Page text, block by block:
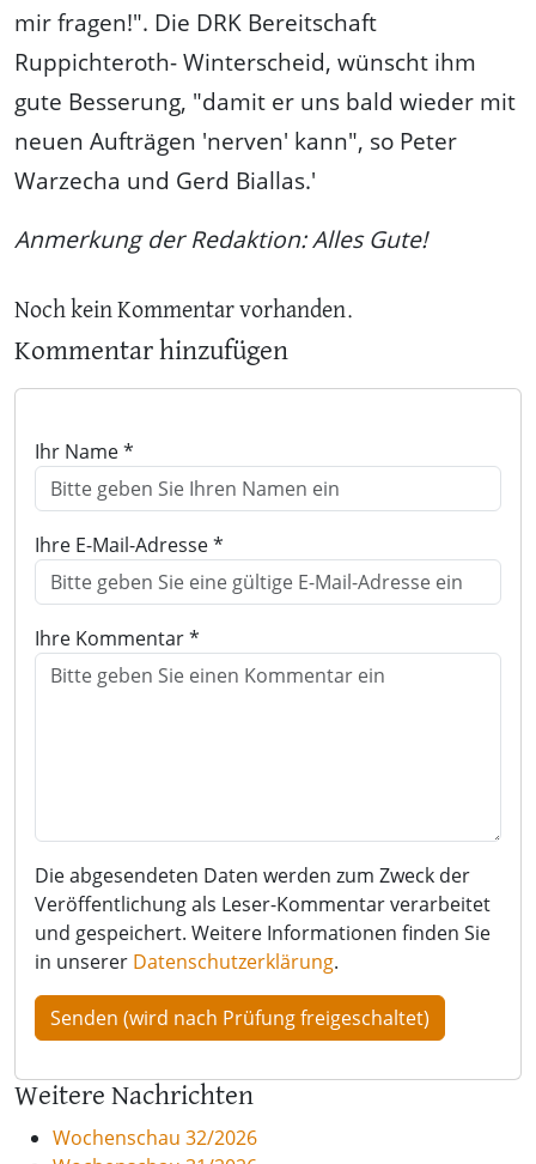
mir fragen!". Die DRK Bereitschaft
Ruppichteroth- Winterscheid, wünscht ihm
gute Besserung, "damit er uns bald wieder mit
neuen Aufträgen 'nerven' kann", so Peter
Warzecha und Gerd Biallas.'
Anmerkung der Redaktion: Alles Gute!
Noch kein Kommentar vorhanden.
Kommentar hinzufügen
Ihr Name *
Ihre E-Mail-Adresse *
Ihre Kommentar *
Die abgesendeten Daten werden zum Zweck der
Veröffentlichung als Leser-Kommentar verarbeitet
und gespeichert. Weitere Informationen finden Sie
in unserer Datenschutzerklärung.
Weitere Nachrichten
Wochenschau 32/2026